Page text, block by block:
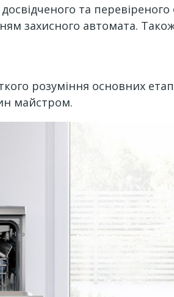
та перевіреного
захисного автомата.
розуміння основних
майстром.